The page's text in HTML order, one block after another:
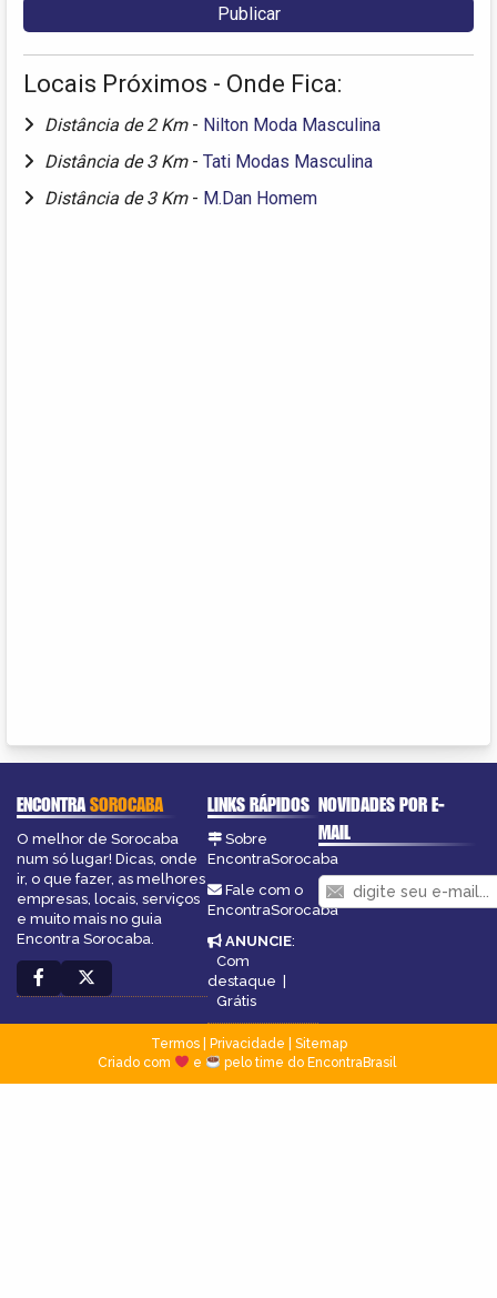
Locais Próximos - Onde Fica:
Distância de 2 Km - Nilton Moda Masculina
Distância de 3 Km - Tati Modas Masculina
Distância de 3 Km - M.Dan Homem
ENCONTRASOROCABA
O melhor de Sorocaba
num só lugar! Dicas, onde
ir, o que fazer, as melhores
empresas, locais, serviços
e muito mais no guia
Encontra Sorocaba.
LINKS RÁPIDOS
Sobre
EncontraSorocaba
Fale com o
EncontraSorocaba
ANUNCIE:
Com
destaque |
Grátis
NOVIDADES POR E-
MAIL
Termos| Privacidade
Sitemap
Criado com
e pelo time do EncontraBrasil